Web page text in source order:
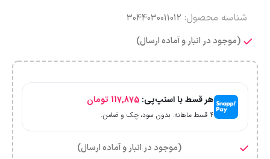
شناسه محصول: 3044030011012
(موجود در انبار و آماده ارسال)
هر قسط با اسنپ‌پی: 117,875 تومان
۴ قسط ماهانه. بدون سود، چک و ضامن.
(موجود در انبار و آماده ارسال)